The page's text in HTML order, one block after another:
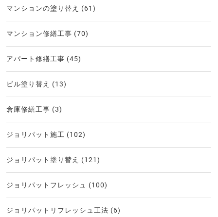
マンションの塗り替え (61)
マンション修繕工事 (70)
アパート修繕工事 (45)
ビル塗り替え (13)
倉庫修繕工事 (3)
ジョリパット施工 (102)
ジョリパット塗り替え (121)
ジョリパットフレッシュ (100)
ジョリパットリフレッシュ工法 (6)